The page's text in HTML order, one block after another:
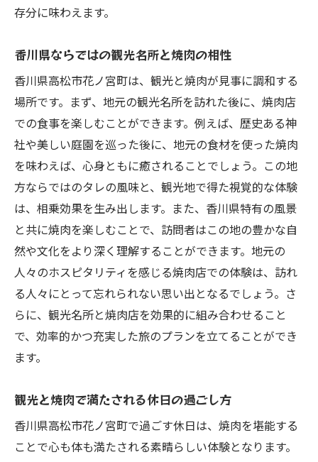
地元の味覚を堪能する香川県高松市の焼肉旅
花ノ宮町での味覚の冒険と発見
地元の食材を通じた味覚の旅
香川県でしか味わえない焼肉の魅力
地域特有の風味を体験する旅
香川県の焼肉が持つ独自の風味
地元食材を活かした焼肉の新しい魅力
香川県高松市で体験する焼肉と心地よいステイ
焼肉と宿泊の理想的なコンビネーション
香川県の宿泊施設の新たな楽しみ方
焼肉を堪能した後の快適な宿泊体験
宿泊とグルメの相乗効果を楽しむ旅
高松市での焼肉と宿泊を満喫する方法
存分に味わえます。
香川県ならではの観光名所と焼肉の相性
香川県高松市花ノ宮町は、観光と焼肉が見事に調和する
場所です。まず、地元の観光名所を訪れた後に、焼肉店
での食事を楽しむことができます。例えば、歴史ある神
社や美しい庭園を巡った後に、地元の食材を使った焼肉
を味わえば、心身ともに癒されることでしょう。この地
方ならではのタレの風味と、観光地で得た視覚的な体験
は、相乗効果を生み出します。また、香川県特有の風景
と共に焼肉を楽しむことで、訪問者はこの地の豊かな自
然や文化をより深く理解することができます。地元の
人々のホスピタリティを感じる焼肉店での体験は、訪れ
る人々にとって忘れられない思い出となるでしょう。さ
らに、観光名所と焼肉店を効果的に組み合わせること
で、効率的かつ充実した旅のプランを立てることができ
ます。
観光と焼肉で満たされる休日の過ごし方
香川県高松市花ノ宮町で過ごす休日は、焼肉を堪能する
ことで心も体も満たされる素晴らしい体験となります。